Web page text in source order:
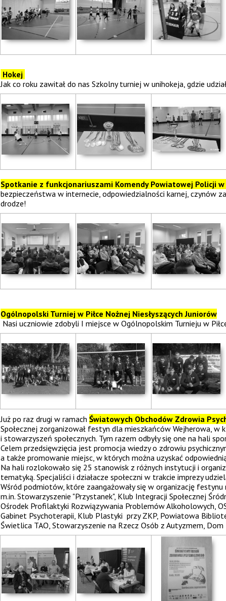
Hokej
Jak co roku zawitał do nas Szkolny turniej w unihokeja, gdzie
Spotkanie z funkcjonariuszami Komendy Powiatowej Policji
bezpieczeństwa w internecie, odpowiedzialności karnej, czynów
drodze!
Ogólnopolski Turniej w Piłce Nożnej Niesłyszących Juniorów
Nasi uczniowie zdobyli I miejsce w Ogólnopolskim Turnieju w
Już po raz drugi w ramach Światowych Obchodów Zdrowia
Społecznej zorganizował festyn dla mieszkańców Wejherowa, w
i stowarzyszeń społecznych. Tym razem odbyły się one na hali
Celem przedsięwzięcia jest promocja wiedzy o zdrowiu
a także promowanie miejsc, w których można uzyskać
Na hali rozlokowało się 25 stanowisk z różnych instytucji i
tematyką. Specjaliści i działacze społeczni w trakcie imprezy
Wśród podmiotów, które zaangażowały się w organizację festynu
m.in. Stowarzyszenie "Przystanek", Klub Integracji Społecznej
Ośrodek Profilaktyki Rozwiązywania Problemów Alkoholowych,
Gabinet Psychoterapii, Klub Plastyki przy ZKP, Powiatowa
Świetlica TAO, Stowarzyszenie na Rzecz Osób z Autyzmem, Dom